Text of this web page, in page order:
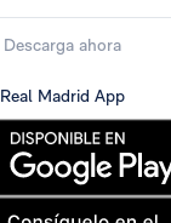
Descarga ahora
Real Madrid App